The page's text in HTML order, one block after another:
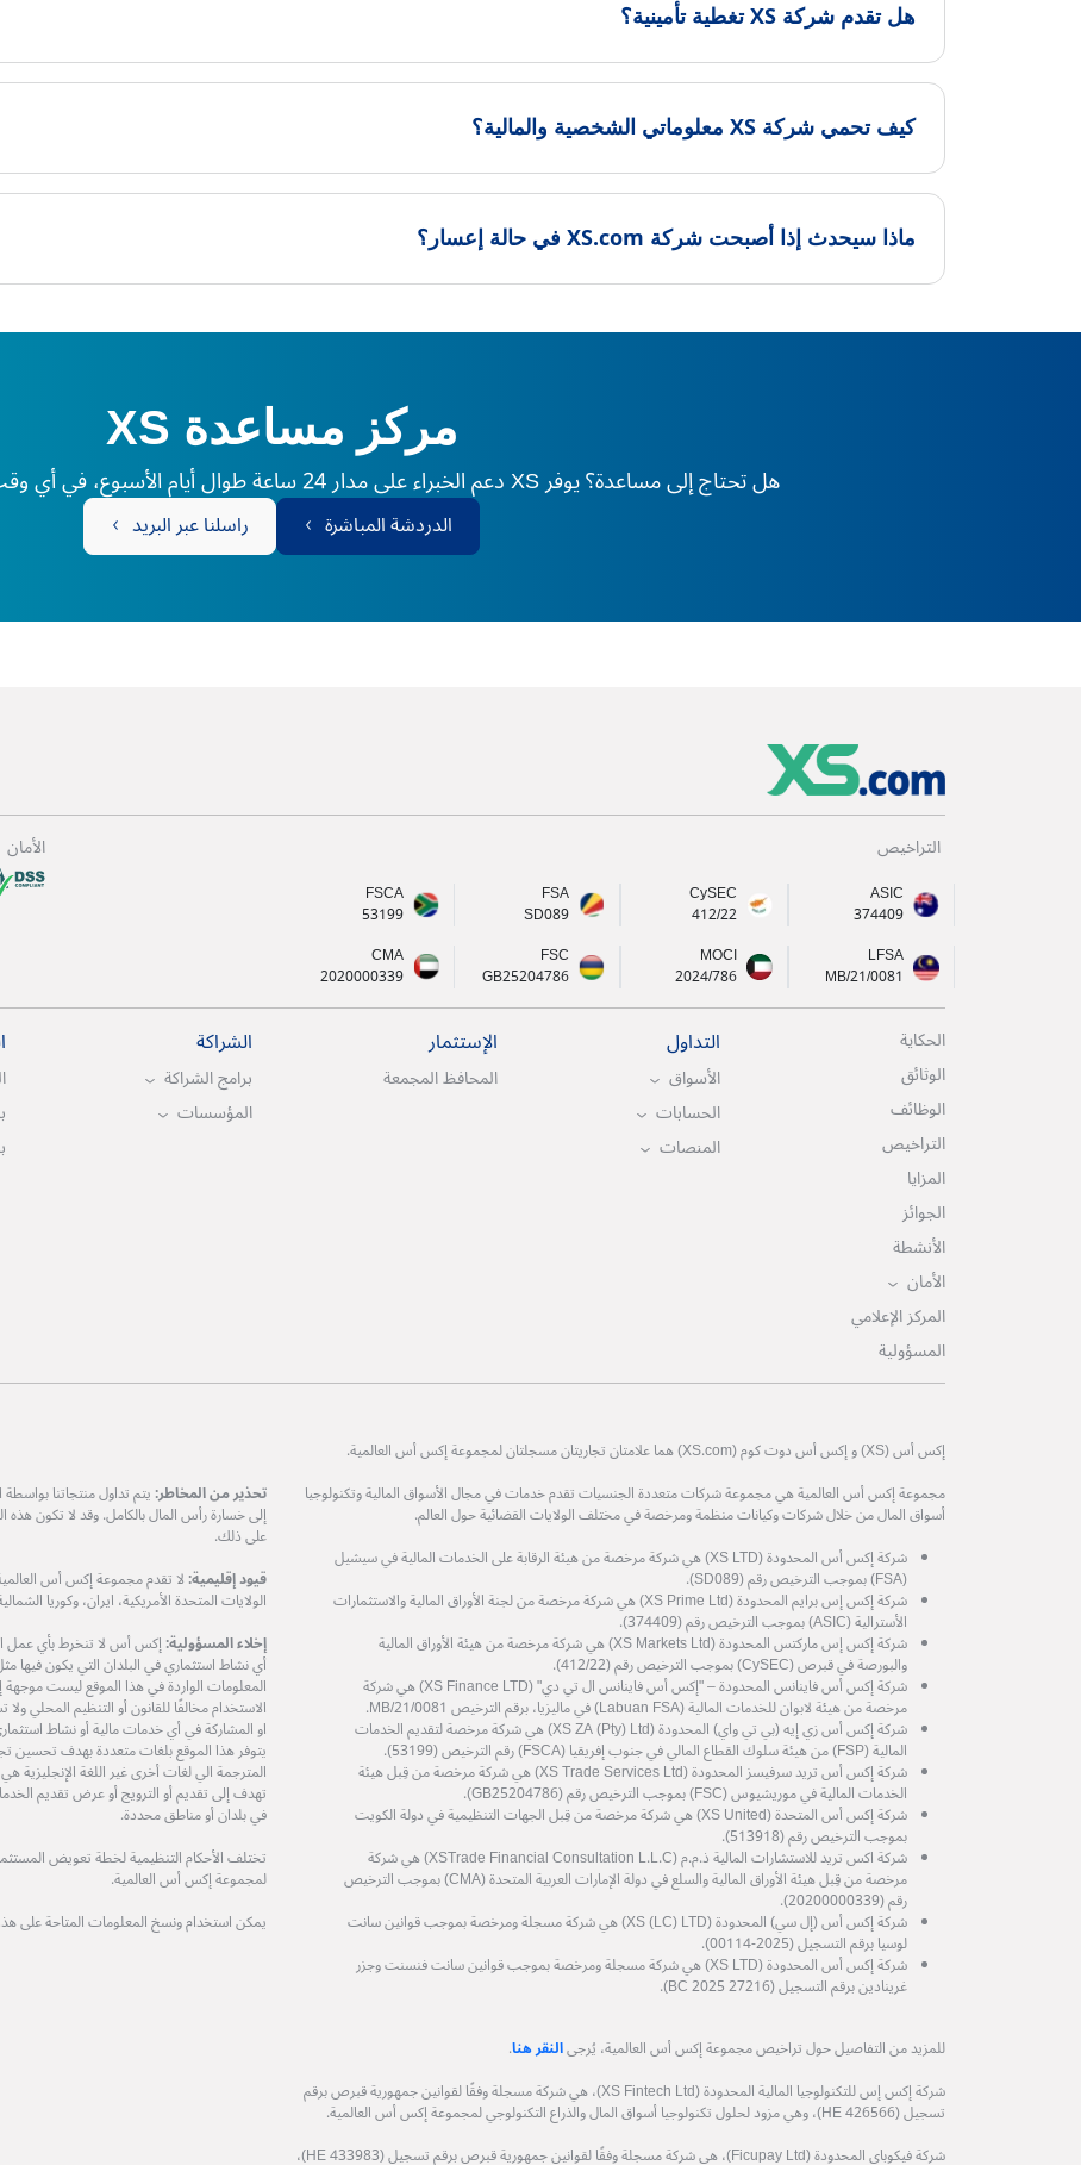
هل تقدم شركة XS تغطية تأمينية؟
كيف تحمي شركة XS معلوماتي الشخصية والمالية؟
ماذا سيحدث إذا أصبحت شركة XS.com في حالة إعسار؟
مركز مساعدة XS
هل تحتاج إلى مساعدة؟ يوفر XS دعم الخبراء على مدار 24 ساعة طوال أيام الأسبوع، في أي وقت وفي أي مكان في العالم.
الدردشة المباشرة راسلنا عبر البريد
التراخيص
ASIC
374409
CySEC
412/22
FSA
SD089
FSCA
53199
LFSA
MB/21/0081
MOCI
2024/786
FSC
GB25204786
CMA
2020000339
الأمان
الحكاية
الوثائق
الوظائف
التراخيص
المزايا
الجوائز
الأنشطة
الأمان
المركز الإعلامي
المسؤولية
التداول
الأسواق
الحسابات
المنصات
الإستثمار
المحافظ المجمعة
الشراكة
برامج الشراكة
المؤسسات
إكس أس (XS) و إكس أس دوت كوم (XS.com) هما علامتان تجاريتان مسجلتان لمجموعة إكس أس العالمية.
مجموعة إكس أس العالمية هي مجموعة شركات متعددة الجنسيات تقدم خدمات في مجال الأسواق المالية وتكنولوجيا
أسواق المال من خلال شركات وكيانات منظمة ومرخصة في مختلف الولايات القضائية حول العالم.
شركة إكس أس المحدودة (XS LTD) هي شركة مرخصة من هيئة الرقابة على الخدمات المالية في سيشيل
(FSA) بموجب الترخيص رقم (SD089).
شركة إكس إس برايم المحدودة (XS Prime Ltd) هي شركة مرخصة من لجنة الأوراق المالية والاستثمارات
الأسترالية (ASIC) بموجب الترخيص رقم (374409).
شركة إكس إس ماركتس المحدودة (XS Markets Ltd) هي شركة مرخصة من هيئة الأوراق المالية
والبورصة في قبرص (CySEC) بموجب الترخيص رقم (412/22).
شركة إكس أس فاينانس المحدودة – "إكس أس فاينانس ال تي دي" (XS Finance LTD) هي شركة
مرخصة من هيئة لابوان للخدمات المالية (Labuan FSA) في ماليزيا، برقم الترخيص MB/21/0081.
شركة إكس أس زي إيه (بي تي واي) المحدودة (XS ZA (Pty) Ltd) هي شركة مرخصة لتقديم الخدمات
المالية (FSP) من هيئة سلوك القطاع المالي في جنوب إفريقيا (FSCA) رقم الترخيص (53199).
شركة إكس أس تريد سرفيسز المحدودة (XS Trade Services Ltd) هي شركة مرخصة من قِبل هيئة
الخدمات المالية في موريشيوس (FSC) بموجب الترخيص رقم (GB25204786).
شركة إكس أس المتحدة (XS United) هي شركة مرخصة من قِبل الجهات التنظيمية في دولة الكويت
بموجب الترخيص رقم (513918).
شركة اكس تريد للاستشارات المالية ذ.م.م (XSTrade Financial Consultation L.L.C) هي شركة
مرخصة من قِبل هيئة الأوراق المالية والسلع في دولة الإمارات العربية المتحدة (CMA) بموجب الترخيص
رقم (20200000339).
شركة إكس أس (إل سي) المحدودة (XS (LC) LTD) هي شركة مسجلة ومرخصة بموجب قوانين سانت
لوسيا برقم التسجيل (2025-00114).
شركة إكس أس المحدودة (XS LTD) هي شركة مسجلة ومرخصة بموجب قوانين سانت فنسنت وجزر
غرينادين برقم التسجيل (27216 BC 2025).
للمزيد من التفاصيل حول تراخيص مجموعة إكس أس العالمية، يُرجىالنقر هنا.
شركة إكس إس للتكنولوجيا المالية المحدودة (XS Fintech Ltd)، هي شركة مسجلة وفقًا لقوانين جمهورية قبرص برقم
تسجيل (HE 426566)، وهي مزود لحلول تكنولوجيا أسواق المال والذراع التكنولوجي لمجموعة إكس أس العالمية.
شركة فيكوباي المحدودة (Ficupay Ltd)، هي شركة مسجلة وفقًا لقوانين جمهورية قبرص برقم تسجيل (HE 433983)،
تحذير من المخاطر: يتم تداول منتجاتنا
إلى خسارة رأس المال بالكامل. وقد لا تكون
على ذلك.
قيود إقليمية: لا تقدم مجموعة إكس أس
الولايات المتحدة الأمريكية، ايران، وكوريا
إخلاء المسؤولية:إكس أس لا تنخرط بأي عمل او
أي نشاط استثماري في البلدان التي يكون فيها
المعلومات الواردة في هذا الموقع ليست موجهة
الاستخدام مخالفًا للقانون أو التنظيم المحلي
او المشاركة في أي خدمات مالية أو نشاط
يتوفر هذا الموقع بلغات متعددة بهدف تحسين
المترجمة الي لغات أخرى غير اللغة
تهدف إلى تقديم أو الترويج أو عرض تقديم
في بلدان أو مناطق محددة.
تختلف الأحكام التنظيمية لخطة تعويض
لمجموعة إكس أس العالمية.
يمكن استخدام ونسخ المعلومات المتاحة على